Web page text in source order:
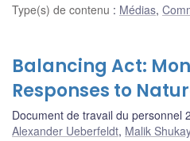
Type(s) de contenu : Médias,
Balancing Act:
Responses to
Document de travail du personnel
Alexander Ueberfeldt, Malik